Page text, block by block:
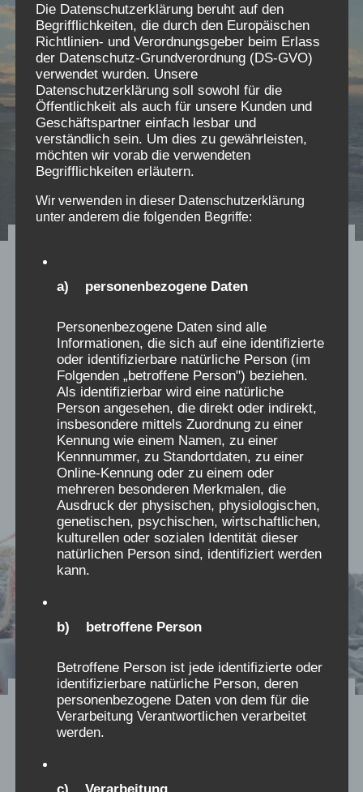
Verschickungskinder
Erste Presseankündigung des ersten Kongresses
der Verschickungskinder auf Sylt, im November
Kongress 2019 – Rede zur
Einführung – Fachexpertise
Die Dokumentation des Kongresses 2019 liegt in
Die Datenschutzerklärung beruht auf den
Begrifflichkeiten, die durch den Europäischen
Richtlinien- und Verordnungsgeber beim Erlass
der Datenschutz-Grundverordnung (DS-GVO)
verwendet wurden. Unsere
Datenschutzerklärung soll sowohl für die
Öffentlichkeit als auch für unsere Kunden und
Geschäftspartner einfach lesbar und
verständlich sein. Um dies zu gewährleisten,
möchten wir vorab die verwendeten
Begrifflichkeiten erläutern.
Wir verwenden in dieser Datenschutzerklärung
unter anderem die folgenden Begriffe:
a) personenbezogene Daten
Personenbezogene Daten sind alle
Informationen, die sich auf eine identifizierte
oder identifizierbare natürliche Person (im
Folgenden „betroffene Person") beziehen.
Als identifizierbar wird eine natürliche
Person angesehen, die direkt oder indirekt,
insbesondere mittels Zuordnung zu einer
Kennung wie einem Namen, zu einer
Kennnummer, zu Standortdaten, zu einer
Online-Kennung oder zu einem oder
mehreren besonderen Merkmalen, die
Ausdruck der physischen, physiologischen,
genetischen, psychischen, wirtschaftlichen,
kulturellen oder sozialen Identität dieser
natürlichen Person sind, identifiziert werden
kann.
b) betroffene Person
Betroffene Person ist jede identifizierte oder
identifizierbare natürliche Person, deren
personenbezogene Daten von dem für die
Verarbeitung Verantwortlichen verarbeitet
werden.
c) Verarbeitung